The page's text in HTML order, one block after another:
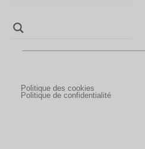
Politique des cookies
Politique de confidentialité